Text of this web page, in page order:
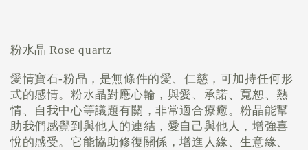
粉水晶 Rose quartz
愛情寶石-粉晶，是無條件的愛、仁慈，可加持任何形
式的感情。粉水晶對應心輪，與愛、承諾、寬恕、熱
情、自我中心等議題有關，非常適合療癒。粉晶能幫
助我們感覺到與他人的連結，愛自己與他人，增強喜
悅的感受。它能協助修復關係，增進人緣、生意緣、